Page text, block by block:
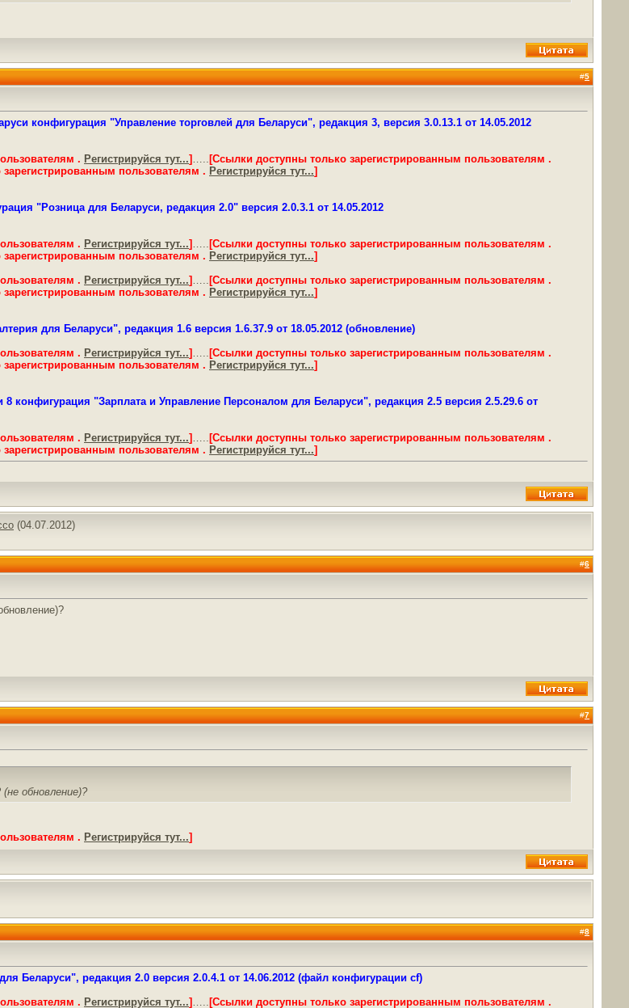
#5
конфигурация "Управление торговлей для Беларуси", редакция 3, версия 3.0.13.1 от 14.05.2012
. Регистрируйся тут...] ….. [Ссылки доступны только зарегистрированным пользователям .
пользователям . Регистрируйся тут...]
"Розница для Беларуси, редакция 2.0" версия 2.0.3.1 от 14.05.2012
. Регистрируйся тут...] ….. [Ссылки доступны только зарегистрированным пользователям .
пользователям . Регистрируйся тут...]
. Регистрируйся тут...] ….. [Ссылки доступны только зарегистрированным пользователям .
пользователям . Регистрируйся тут...]
для Беларуси", редакция 1.6 версия 1.6.37.9 от 18.05.2012 (обновление)
. Регистрируйся тут...] ….. [Ссылки доступны только зарегистрированным пользователям .
пользователям . Регистрируйся тут...]
конфигурация "Зарплата и Управление Персоналом для Беларуси", редакция 2.5 версия 2.5.29.6 от
. Регистрируйся тут...] ….. [Ссылки доступны только зарегистрированным пользователям .
пользователям . Регистрируйся тут...]
(04.07.2012)
#6
#7
обновление)?
. Регистрируйся тут...]
#8
Беларуси", редакция 2.0 версия 2.0.4.1 от 14.06.2012 (файл конфигурации cf)
. Регистрируйся тут...] ….. [Ссылки доступны только зарегистрированным пользователям .